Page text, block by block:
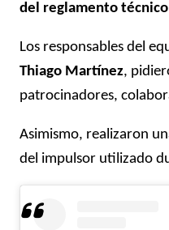
del reglamento técnico
Los responsables del
Thiago Martínez,
patrocinadores,
Asimismo, realizaron
del impulsor utilizado